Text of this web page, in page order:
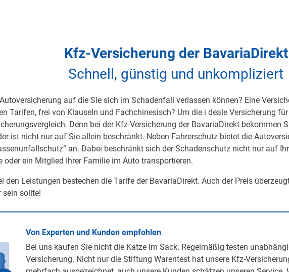
Kfz-Versicherung der BavariaDirekt
Schnell, günstig und unkompliziert
auf die Sie sich im Schadenfall verlassen können? Eine
Tarifen, frei von Klauseln und Fachchinesisch? Um die i deale Versicherung
Denn bei der Kfz-Versicherung der BavariaDirekt bekommen
ist nicht nur auf Sie allein beschränkt. Neben Fahrerschutz bietet die
an. Dabei beschränkt sich der Schadenschutz nicht nur auf
oder ein Mitglied Ihrer Familie im Auto transportieren.
den Leistungen bestechen die Tarife der BavariaDirekt. Auch der Preis
sein sollte!
Von Experten und Kunden empfohlen
Bei uns kaufen Sie nicht die Katze im Sack. Regelmäßig testen
Versicherung. Nicht nur die Stiftung Warentest hat unsere Kfz-